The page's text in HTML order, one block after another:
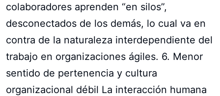
colaboradores aprenden “en silos”,
desconectados de los demás, lo cual va en
contra de la naturaleza interdependiente del
trabajo en organizaciones ágiles. 6. Menor
sentido de pertenencia y cultura
organizacional débil La interacción humana